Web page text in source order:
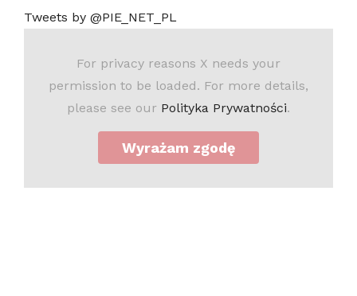
Tweets by @PIE_NET_PL
For privacy reasons X needs your
permission to be loaded. For more details,
please see our Polityka Prywatności.
Wyrażam zgodę